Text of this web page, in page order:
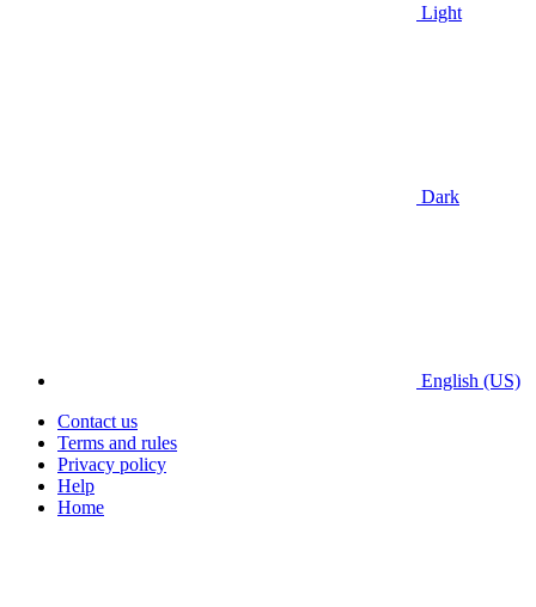
Light
Dark
English (US)
Contact us
Terms and rules
Privacy policy
Help
Home